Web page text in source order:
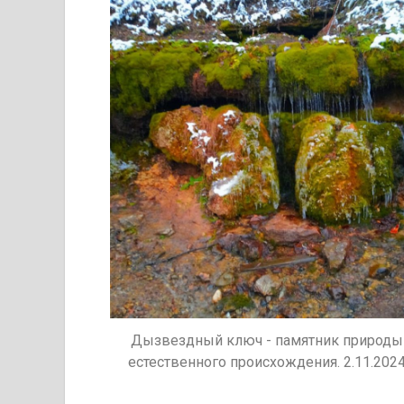
Дызвездный ключ - памятник природы
естественного происхождения.